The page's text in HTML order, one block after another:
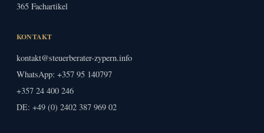
365 Fachartikel
KONTAKT
kontakt@steuerberater-zypern.info
WhatsApp: +357 95 140797
+357 24 400 246
DE: +49 (0) 2402 387 969 02